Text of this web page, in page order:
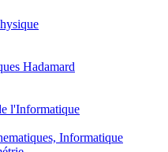
Hadamard
l'Informatique
Informatique